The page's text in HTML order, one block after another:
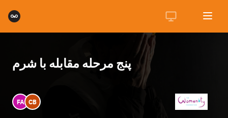
پنج مرحله مقابله با شرم
FA CB